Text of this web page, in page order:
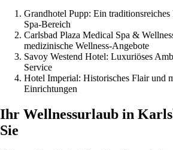
Grandhotel Pupp: Ein
Spa-Bereich
Carlsbad Plaza Medical Spa &
medizinische Wellness-Angebote
Savoy Westend Hotel: Luxuriöses
Service
Hotel Imperial: Historisches Flair und
Einrichtungen
Ihr Wellnessurlaub in
Sie